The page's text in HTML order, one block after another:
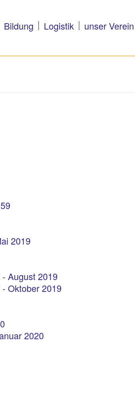
Bildung Logistik unser Verein
2019
August 2019
Oktober 2019
2020